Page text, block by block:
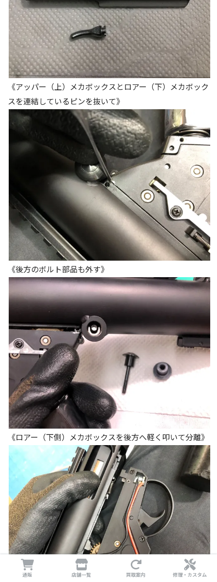
《アッパー（上）メカボックスとロアー（下）メカボック
スを連結しているピンを抜いて》
《後方のボルト部品も外す》
《ロアー（下側）メカボックスを後方へ軽く叩いて分離》
通販 店舗一覧 買取案内 修理・カスタム